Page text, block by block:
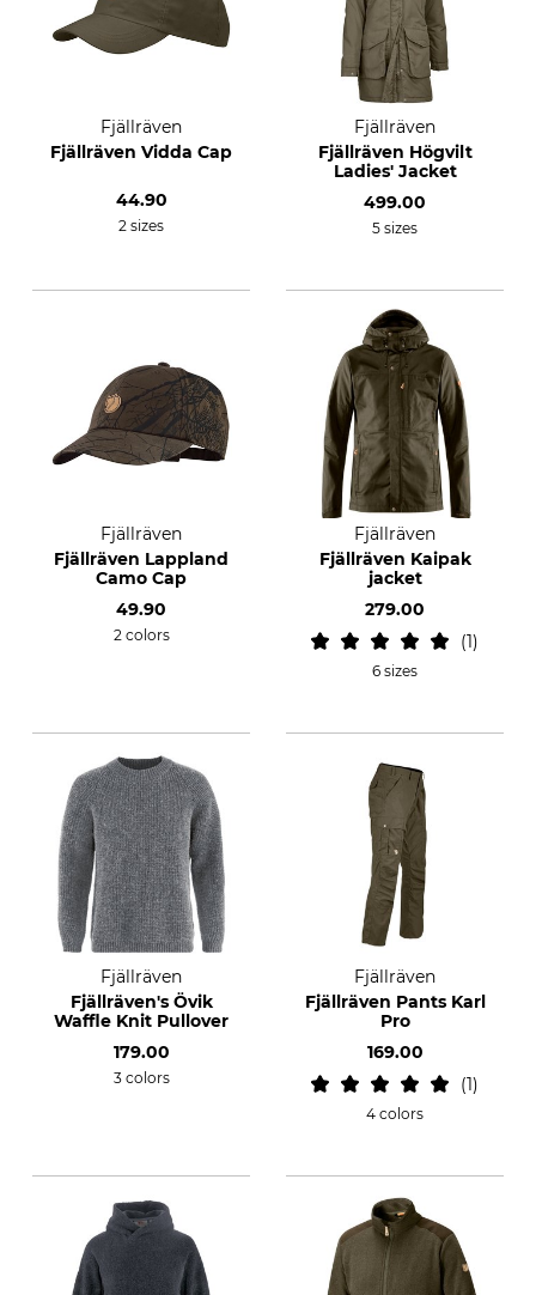
Fjällräven
Fjällräven Vidda Cap
44.90
2 sizes
Fjällräven
Fjällräven Högvilt
Ladies' Jacket
499.00
5 sizes
Fjällräven
Fjällräven Lappland
Camo Cap
49.90
2 colors
Fjällräven
Fjällräven Kaipak
jacket
279.00
1
6 sizes
Fjällräven
Fjällräven's Övik
Waffle Knit Pullover
179.00
3 colors
Fjällräven
Fjällräven Pants Karl
Pro
169.00
1
4 colors